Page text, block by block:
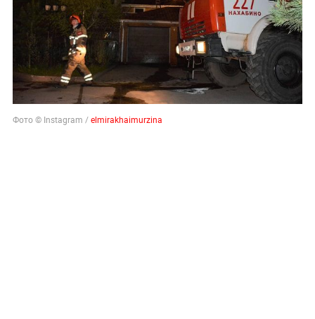
Фото © Instagram /elmirakhaimurzina